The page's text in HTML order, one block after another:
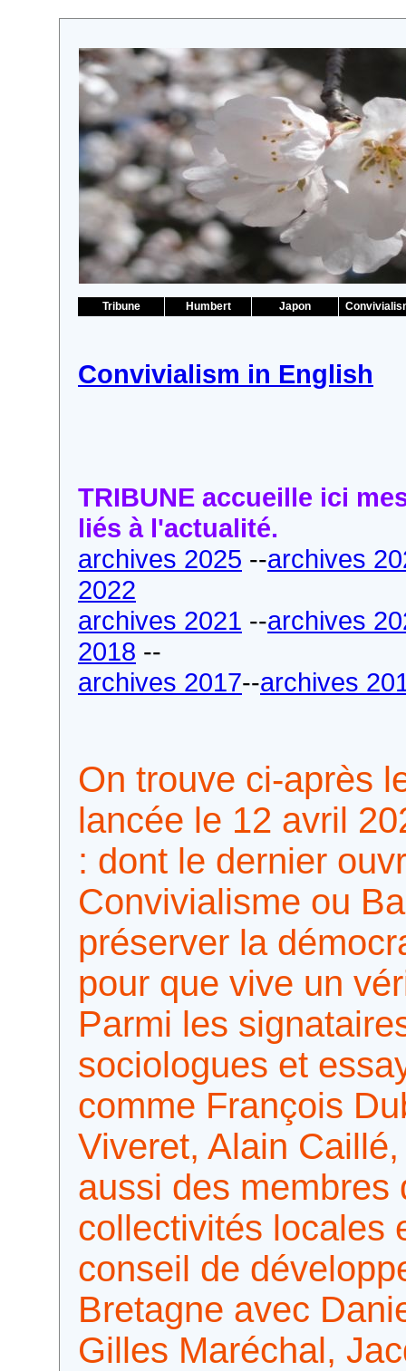
Tribune Humbert Japon
Convivialism in English
TRIBUNE accueille ici
liés à l'actualité.
archives 2025 --archives
2022
archives 2021 --archives
2018 --
archives 2017--archives
On trouve ci-après
lancée le 12 avril
: dont le dernier
Convivialisme ou
préserver la
pour que vive un
Parmi les
sociologues et
comme François
Viveret, Alain
aussi des membres
collectivités locales
conseil de
Bretagne avec
Gilles Maréchal,